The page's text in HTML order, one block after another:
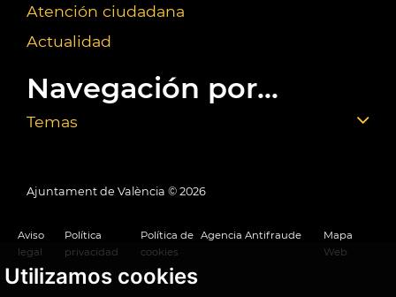
Utilizamos cookies
Atención ciudadana
Actualidad
Navegación por...
Temas
Ajuntament de València © 2026
Aviso
legal
Política
privacidad
Política de
cookies
Agencia Antifraude
Mapa
Web